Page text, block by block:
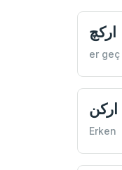
اركچ
er geç
اركن
Erken